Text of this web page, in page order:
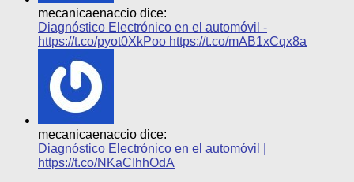
mecanicaenaccio dice:
Diagnóstico Electrónico en el automóvil -
https://t.co/pyot0XkPoo https://t.co/mAB1xCqx8a
mecanicaenaccio dice:
Diagnóstico Electrónico en el automóvil |
https://t.co/NKaCIhhOdA